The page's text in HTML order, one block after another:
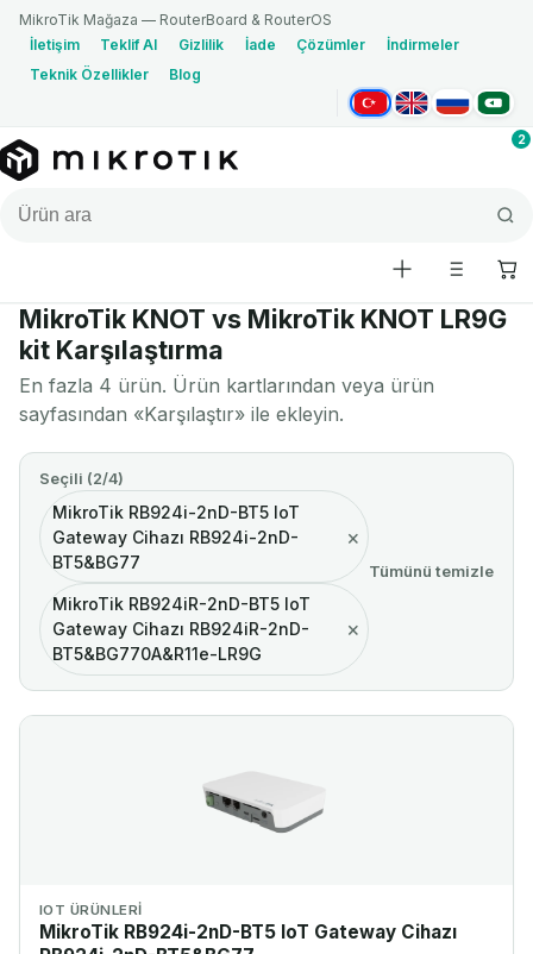
MikroTik Mağaza — RouterBoard & RouterOS
İletişim
Teklif Al Gizlilik İade Çözümler
İndirmeler
Teknik Özellikler
Blog
TürkçeEnglishРусскийالعربية
2
MikroTik KNOT vs MikroTik KNOT LR9G
kit Karşılaştırma
En fazla 4 ürün. Ürün kartlarından veya ürün
sayfasından «Karşılaştır» ile ekleyin.
Seçili (2/4)
MikroTik RB924i-2nD-BT5 IoT
Gateway Cihazı RB924i-2nD-
BT5&BG77
×
MikroTik RB924iR-2nD-BT5 IoT
Gateway Cihazı RB924iR-2nD-
BT5&BG770A&R11e-LR9G
×
Tümünü temizle
IOT ÜRÜNLERI
MikroTik RB924i-2nD-BT5 IoT Gateway Cihazı